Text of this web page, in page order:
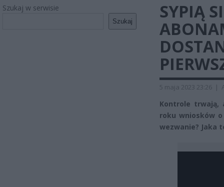
Szukaj w serwisie
Szukaj
SYPIĄ
5 maja 2023 23:26 |
Kontrole trwają,
roku wniosków
wezwanie? Jaka